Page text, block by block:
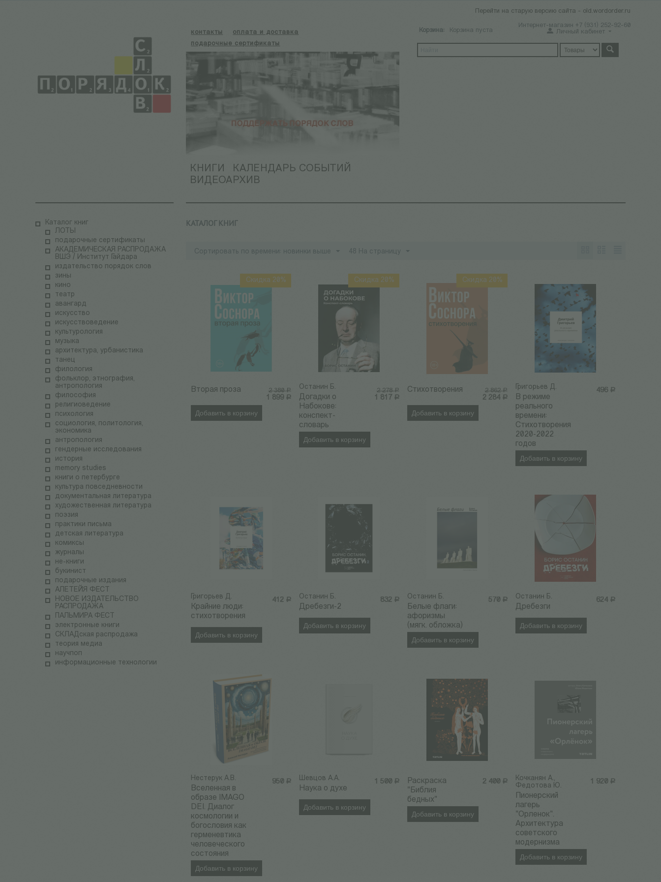
Перейти на старую версию сайта - old.wordorder.ru
Интернет-магазин +7 (931) 252-92-60
контакты
оплата и доставка
подарочные сертификаты
КНИГИ
КАЛЕНДАРЬ СОБЫТИЙ
ВИДЕОАРХИВ
Корзина: Корзина пуста Личный кабинет
Каталог книг
ЛОТЫ
подарочные сертификаты
АКАДЕМИЧЕСКАЯ РАСПРОДАЖА
ВШЭ / Институт Гайдара
издательство порядок слов
зины
кино
театр
авангард
искусство
искусствоведение
культурология
музыка
архитектура, урбанистика
танец
филология
фольклор, этнография,
антропология
философия
религиоведение
психология
социология, политология,
экономика
антропология
гендерные исследования
история
memory studies
книги о петербурге
культура повседневности
документальная литература
художественная литература
поэзия
практики письма
детская литература
комиксы
журналы
не-книги
букинист
подарочные издания
АЛЕТЕЙЯ ФЕСТ
НОВОЕ ИЗДАТЕЛЬСТВО
РАСПРОДАЖА
ПАЛЬМИРА ФЕСТ
электронные книги
СКЛАДская распродажа
теория медиа
научпоп
информационные технологии
КАТАЛОГ КНИГ
Сортировать по времени: новинки выше 48 На страницу
Скидка 20%
2 380 Р
1 899 Р
Вторая проза
Добавить в корзину
Скидка 20%
2 278 Р
1 817 Р
Останин Б.
Догадки о
Набокове:
конспект-
словарь
Добавить в корзину
Скидка 20%
2 862 Р
2 284 Р
Стихотворения
Добавить в корзину
496 Р
Григорьев Д.
В режиме
реального
времени:
Стихотворения
2020-2022
годов
Добавить в корзину
412 Р
Григорьев Д.
Крайние люди:
стихотворения
Добавить в корзину
832 Р
Останин Б.
Дребезги-2
Добавить в корзину
570 Р
Останин Б.
Белые флаги:
афоризмы
(мягк. обложка)
Добавить в корзину
624 Р
Останин Б.
Дребезги
Добавить в корзину
950 Р
Нестерук А.В.
Вселенная в
образе IMAGO
DEI. Диалог
космологии и
богословия как
герменевтика
человеческого
состояния
Добавить в корзину
1 500 Р
Шевцов А.А.
Наука о духе
Добавить в корзину
2 400 Р
Раскраска
"Библия
бедных"
Добавить в корзину
1 920 Р
Кочканян А.,
Федотова Ю.
Пионерский
лагерь
"Орленок".
Архитектура
советского
модернизма
Добавить в корзину